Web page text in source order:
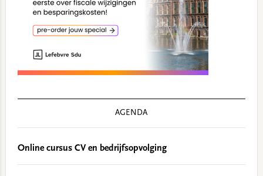
AGENDA
Online cursus CV en bedrijfsopvolging